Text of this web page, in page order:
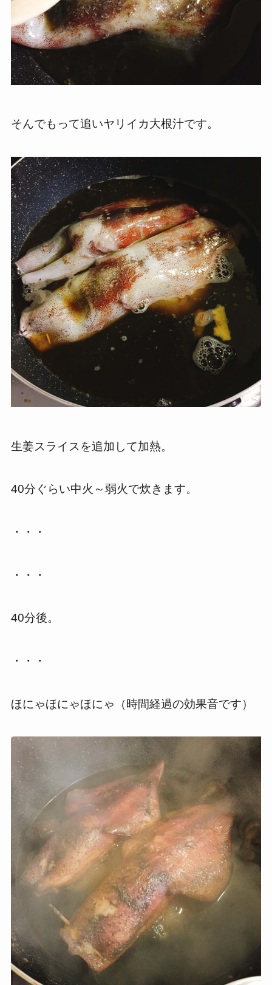
そんでもって追いヤリイカ大根汁です。
生姜スライスを追加して加熱。
40分ぐらい中火～弱火で炊きます。
・・・
・・・
40分後。
・・・
ほにゃほにゃほにゃ（時間経過の効果音です）